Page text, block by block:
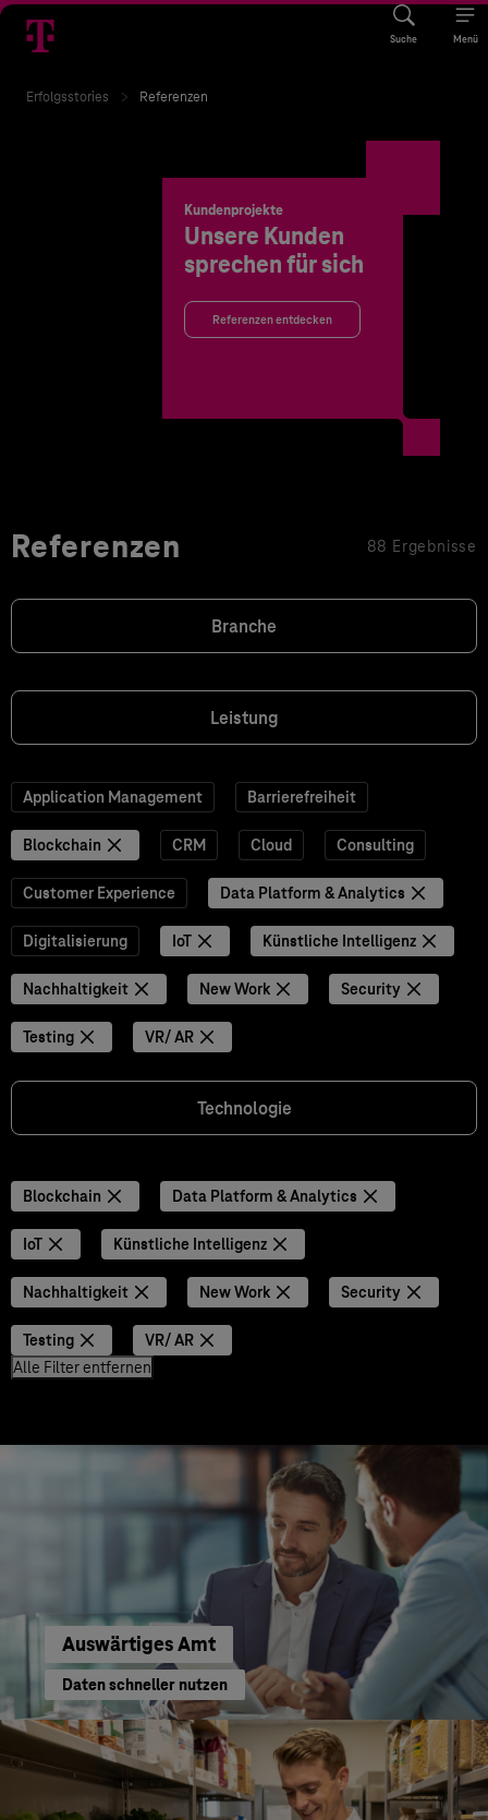
Suche Menü
Erfolgsstories Referenzen
Kundenprojekte
Unsere Kunden
sprechen für sich
Referenzen entdecken
Referenzen 88 Ergebnisse
Branche
Leistung
Application Management Barrierefreiheit
Blockchain CRM Cloud Consulting
Customer Experience Data Platform & Analytics
Digitalisierung IoT Künstliche Intelligenz
Nachhaltigkeit New Work Security
Testing VR/ AR
Technologie
Blockchain Data Platform & Analytics
IoT Künstliche Intelligenz
Nachhaltigkeit New Work Security
Testing
VR/ AR
Alle Filter entfernen
Auswärtiges Amt
Daten schneller nutzen